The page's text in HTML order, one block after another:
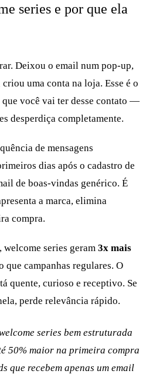
series e por que ela
Deixou o email num pop-up,
uma conta na loja. Esse é o
que você vai ter desse contato —
desperdiça completamente.
de mensagens
dias após o cadastro de
de boas-vindas genérico. É
a marca, elimina
compra.
series geram 3x mais
que campanhas regulares. O
quente, curioso e receptivo. Se
perde relevância rápido.
series bem estruturada
50% maior na primeira compra
que recebem apenas um email